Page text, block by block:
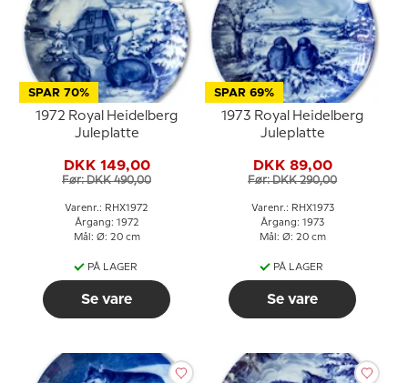
SPAR 70%
1972 Royal Heidelberg
Juleplatte
DKK 149,00
Før: DKK 490,00
Varenr.: RHX1972
Årgang: 1972
Mål: Ø: 20 cm
PÅ LAGER
Se vare
SPAR 69%
1973 Royal Heidelberg
Juleplatte
DKK 89,00
Før: DKK 290,00
Varenr.: RHX1973
Årgang: 1973
Mål: Ø: 20 cm
PÅ LAGER
Se vare